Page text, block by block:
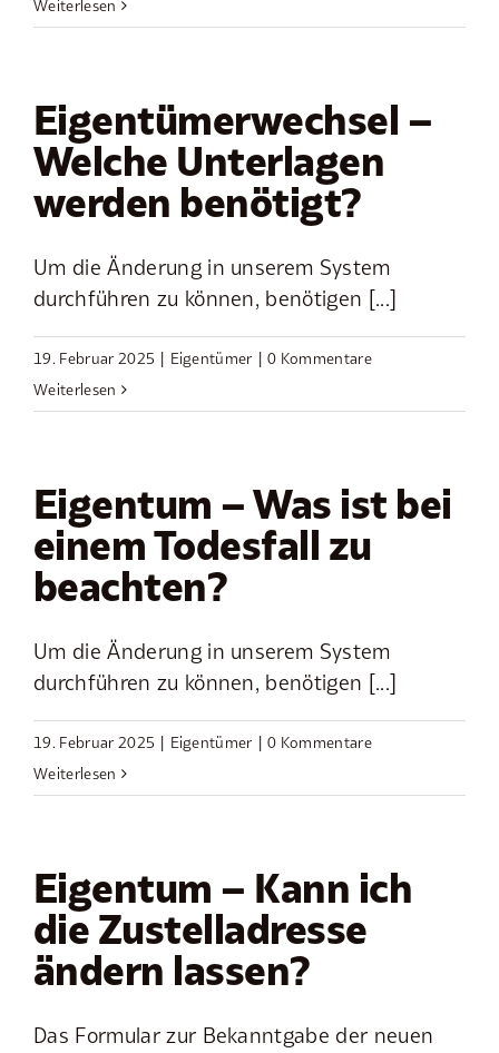
Weiterlesen
Eigentümerwechsel –
Welche Unterlagen
werden benötigt?
Um die Änderung in unserem System
durchführen zu können, benötigen [...]
19. Februar 2025 Eigentümer
0 Kommentare
Weiterlesen
Eigentum – Was ist bei
einem Todesfall zu
beachten?
Um die Änderung in unserem System
durchführen zu können, benötigen [...]
19. Februar 2025 Eigentümer
0 Kommentare
Weiterlesen
Eigentum – Kann ich
die Zustelladresse
ändern lassen?
Das Formular zur Bekanntgabe der neuen